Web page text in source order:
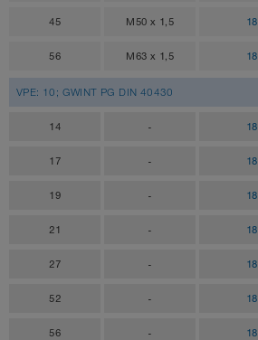
45 M50 x 1,5
56 M63 x 1,5
VPE: 10; GWINT PG DIN 40430
14 -
17 -
19 -
21 -
27 -
52 -
56 -